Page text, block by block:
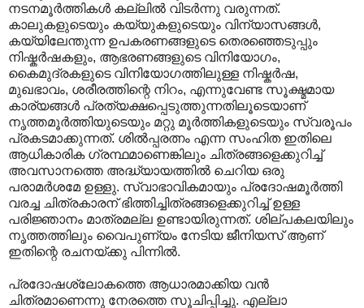
നടനമൂര്‍ത്തികള്‍ കല്ലില്‍ വിടര്‍ന്നു വരുന്നത്.
കാലുകളുടെയും കയ്യുകളുടെയും വിന്യാസങ്ങള്‍,
കയ്യിലേന്തുന്ന ഉപകരണങ്ങളുടെ തെരഞ്ഞെടുപ്പും
നിഷ്കര്‍ഷകളും, ആഭരണങ്ങളുടെ വിനിയോഗം,
കൈമുദ്രകളുടെ വിനിയോഗത്തിലുള്ള നിഷ്കര്‍ഷ,
മുഖഭാവം, ശരീരത്തിന്റെ നിറം, എന്നുവേണ്ട സൂക്ഷ്മമായ
കാര്യങ്ങള്‍ പ്രത്യക്ഷപ്പെടുത്തുന്നതിലൂടെയാണ്
നൃത്തമൂര്‍ത്തിയുടെയും മറ്റു മൂര്‍ത്തികളുടെയും സ്വരൂപം
പ്രകടമാക്കുന്നത്. ശില്‍പ്പരത്നം എന്ന സംഹിത ഇതിലെ
ആധികാരിക ഗ്രന്ഥമാണെങ്കിലും ചിത്രങ്ങളെക്കുറിച്ച്
അവസാനത്തെ അദ്ധ്യായത്തില്‍ ചെറിയ ഒരു
പരാമര്‍ശമേ ഉള്ളു. സ്വാഭാവികമായും പ്രദോഷമൂര്‍ത്തി
വരച്ച ചിത്രകാരന് ഭിത്തിച്ചിത്രങ്ങളെക്കുറിച്ച് ഉള്ള
പരിജ്ഞാനം മാത്രമല്ല ഉണ്ടായിരുന്നത്. ശില്പകലയിലും
നൃത്തത്തിലും വൈപുണ്യം നേടിയ ജീനിയസ് ആണ്
ഇതിന്റെ രചനയ്ക്കു പിന്നില്‍.
പ്രദോഷശ്ലോകത്തെ ആധാരമാക്കിയ വന്‍
ചിത്രമാണെന്നു നേരത്തെ സൂചിപ്പിച്ചു. എല്ലാ